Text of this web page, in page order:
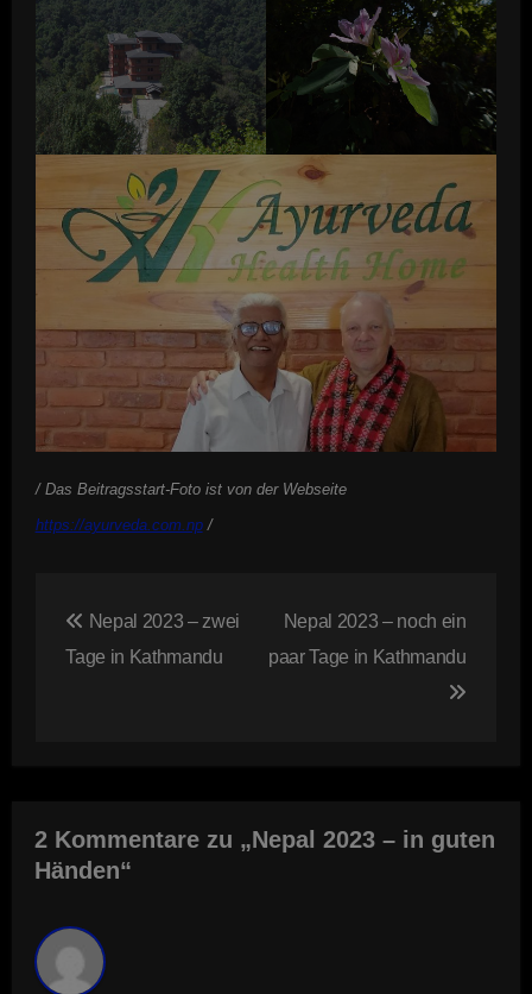
/ Das Beitragsstart-Foto ist von der Webseite
https://ayurveda.com.np/
Nepal 2023 – zwei
Tage in Kathmandu
Nepal 2023 – noch ein
paar Tage in Kathmandu
2 Kommentare zu „Nepal 2023 – in guten
Händen“